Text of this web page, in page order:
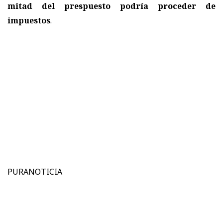
mitad del prespuesto podría proceder de
impuestos.
PURANOTICIA